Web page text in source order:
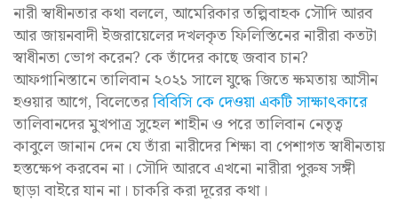
নারী স্বাধীনতার কথা বললে, আমেরিকার তল্পিবাহক সৌদি আরব
আর জায়নবাদী ইজরায়েলের দখলকৃত ফিলিস্তিনের নারীরা কতটা
স্বাধীনতা ভোগ করেন? কে তাঁদের কাছে জবাব চান?
আফগানিস্তানে তালিবান ২০২১ সালে যুদ্ধে জিতে ক্ষমতায় আসীন
হওয়ার আগে, বিলেতেরবিবিসি কে দেওয়া একটি সাক্ষাৎকারে
তালিবানদের মুখপাত্র সুহেল শাহীন ও পরে তালিবান নেতৃত্ব
কাবুলে জানান দেন যে তাঁরা নারীদের শিক্ষা বা পেশাগত স্বাধীনতায়
হস্তক্ষেপ করবেন না। সৌদি আরবে এখনো নারীরা পুরুষ সঙ্গী
ছাড়া বাইরে যান না। চাকরি করা দূরের কথা।